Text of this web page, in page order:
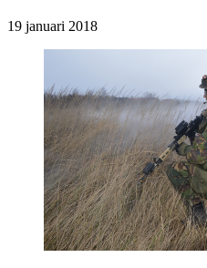
19 januari 2018